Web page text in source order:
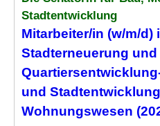
Stadtentwicklung
Mitarbeiter/in (w/m/d)
Stadterneuerung und
und
Wohnungswesen